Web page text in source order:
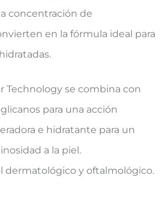
concentración de
en la fórmula ideal para
Technology se combina con
para una acción
e hidratante para un
a la piel.
dermatológico y oftalmológico.